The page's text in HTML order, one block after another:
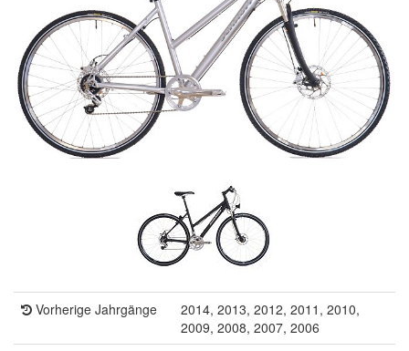
Vorherige Jahrgänge
2014, 2013, 2012, 2011, 2010,
2009, 2008, 2007, 2006